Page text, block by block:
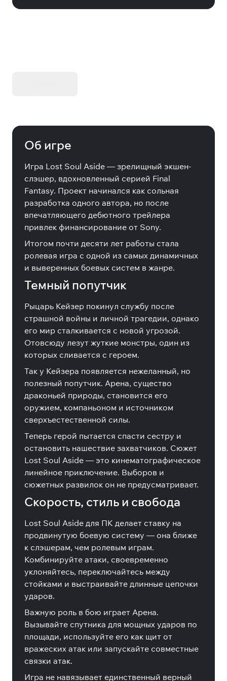
Об игре
Игра Lost Soul Aside — зрелищный экшен-
слэшер, вдохновленный серией Final
Fantasy. Проект начинался как сольная
разработка одного автора, но после
впечатляющего дебютного трейлера
привлек финансирование от Sony.
Итогом почти десяти лет работы стала
ролевая игра с одной из самых динамичных
и выверенных боевых систем в жанре.
Темный попутчик
Рыцарь Кейзер покинул службу после
страшной войны и личной трагедии, однако
его мир сталкивается с новой угрозой.
Отовсюду лезут жуткие монстры, один из
которых сливается с героем.
Так у Кейзера появляется нежеланный, но
полезный попутчик. Арена, существо
драконьей природы, становится его
оружием, компаньоном и источником
сверхъестественной силы.
Теперь герой пытается спасти сестру и
остановить нашествие захватчиков. Сюжет
Lost Soul Aside — это кинематографическое
линейное приключение. Выборов и
сюжетных развилок он не предусматривает.
Скорость, стиль и свобода
Lost Soul Aside для ПК делает ставку на
продвинутую боевую систему — она ближе
к слэшерам, чем ролевым играм.
Комбинируйте атаки, своевременно
уклоняйтесь, переключайтесь между
стойками и выстраивайте длинные цепочки
ударов.
Важную роль в бою играет Арена.
Вызывайте спутника для мощных ударов по
площади, используйте его как щит от
вражеских атак или запускайте совместные
связки атак.
Игра не навязывает единственный верный